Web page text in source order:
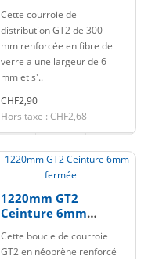
Cette courroie de
distribution GT2 de 300
mm renforcée en fibre de
verre a une largeur de 6
mm et s'..
CHF2,90
Hors taxe : CHF2,68
1220mm GT2
Ceinture 6mm
Cette boucle de courroie
GT2 en néoprène renforcé